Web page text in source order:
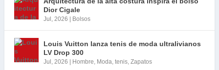
Dior Cigale
Jul, 2026 Bolsos
Louis Vuitton lanza tenis de moda ultralivianos
LV Drop 300
Jul, 2026 Hombre, Moda, tenis, Zapatos